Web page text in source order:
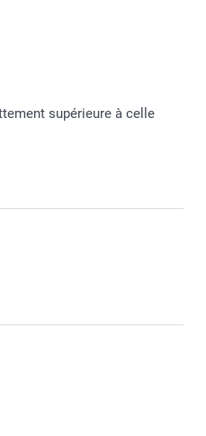
supérieure à celle
Cela fait très